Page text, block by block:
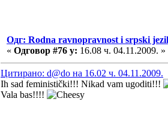
Одг: Rodna ravnopravnost i srpski
« Одговор #76 у: 16.08 ч. 04.11.2009. »
Цитирано: d@do на 16.02 ч. 04.11.2009.
Ih sad feministički!!! Nikad vam ugoditi!!!
Vala bas!!!!